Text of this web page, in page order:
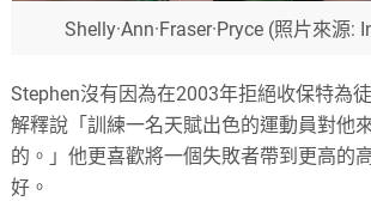
Shelly·Ann·Fraser·Pryce (照片來源:
Stephen沒有因為在2003年拒絕收保特為
解釋說「訓練一名天賦出色的運動員對他
的。」他更喜歡將一個失敗者帶到更高的
好。